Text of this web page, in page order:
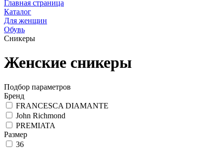
Главная страница
Каталог
Для женщин
Обувь
Сникеры
Женские сникеры
Подбор параметров
Бренд
FRANCESCA DIAMANTE
John Richmond
PREMIATA
Размер
36